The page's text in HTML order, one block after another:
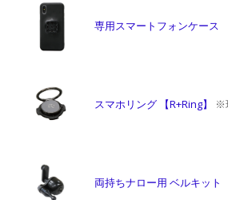
専用スマートフォンケース
スマホリング 【R+Ring】 ※
両持ちナロー用 ベルキット